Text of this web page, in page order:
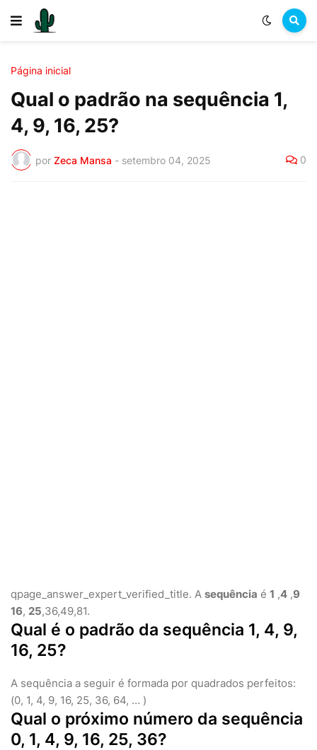
Página inicial
Qual o padrão na sequência 1,
4, 9, 16, 25?
por Zeca Mansa - setembro 04, 2025 0
qpage_answer_expert_verified_title. A sequência é 1 ,4 ,9
16, 25,36,49,81.
Qual é o padrão da sequência 1, 4, 9,
16, 25?
A sequência a seguir é formada por quadrados perfeitos:
(0, 1, 4, 9, 16, 25, 36, 64, … )
Qual o próximo número da sequência
0, 1, 4, 9, 16, 25, 36?